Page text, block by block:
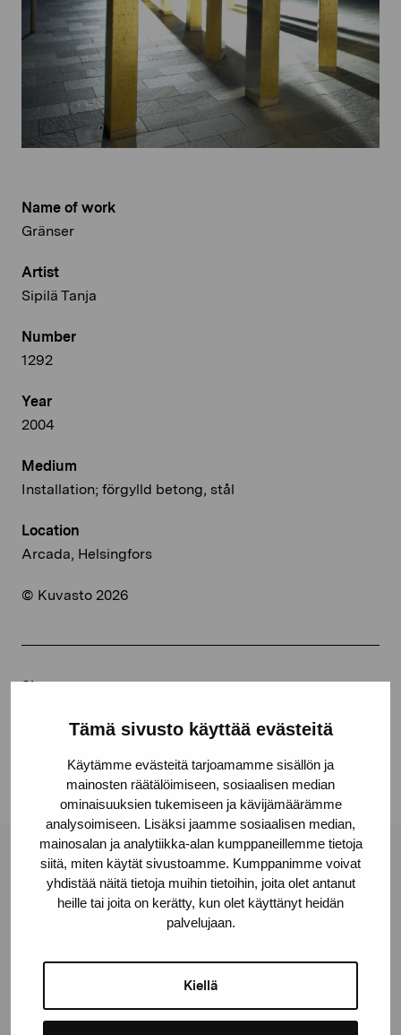
Tämä sivusto käyttää evästeitä
Käytämme evästeitä tarjoamamme sisällön ja
mainosten räätälöimiseen, sosiaalisen median
ominaisuuksien tukemiseen ja kävijämäärämme
analysoimiseen. Lisäksi jaamme sosiaalisen median,
mainosalan ja analytiikka-alan kumppaneillemme tietoja
siitä, miten käytät sivustoamme. Kumppanimme voivat
yhdistää näitä tietoja muihin tietoihin, joita olet antanut
heille tai joita on kerätty, kun olet käyttänyt heidän
palvelujaan.
Kiellä
Name of work
Gränser
Artist
Sipilä Tanja
Number
1292
Year
2004
Medium
Installation; förgylld betong, stål
Location
Arcada, Helsingfors
© Kuvasto 2026
Share:
Facebook
Pro Artibus Foundation